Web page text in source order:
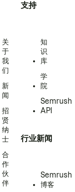
关
于
我
们
新
闻
招
贤
纳
士
合
作
伙
伴
支持
知
识
库
学
院
Semrush
API
行业新闻
Semrush
博客